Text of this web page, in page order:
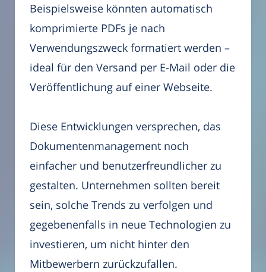
Beispielsweise könnten automatisch
komprimierte PDFs je nach
Verwendungszweck formatiert werden –
ideal für den Versand per E-Mail oder die
Veröffentlichung auf einer Webseite.
Diese Entwicklungen versprechen, das
Dokumentenmanagement noch
einfacher und benutzerfreundlicher zu
gestalten. Unternehmen sollten bereit
sein, solche Trends zu verfolgen und
gegebenenfalls in neue Technologien zu
investieren, um nicht hinter den
Mitbewerbern zurückzufallen.